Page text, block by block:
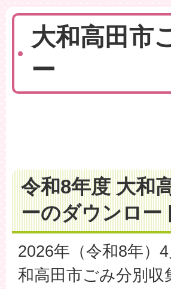
大和高田市
ー
令和8年度 大和
ーのダウンロー
2026年（令和8年）
和高田市ごみ分別